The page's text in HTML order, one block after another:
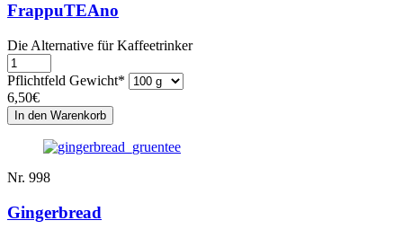
FrappuTEAno
Die Alternative für Kaffeetrinker
Pflichtfeld Gewicht*
6,50€
Nr. 998
Gingerbread